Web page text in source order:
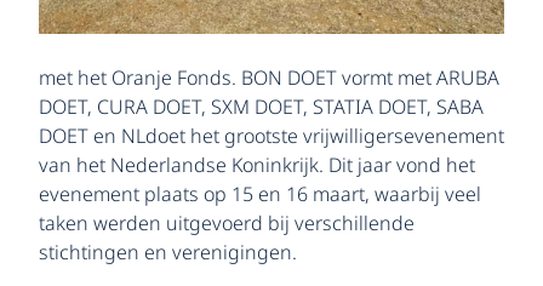
met het Oranje Fonds. BON DOET vormt met ARUBA
DOET, CURA DOET, SXM DOET, STATIA DOET, SABA
DOET en NLdoet het grootste vrijwilligersevenement
van het Nederlandse Koninkrijk. Dit jaar vond het
evenement plaats op 15 en 16 maart, waarbij veel
taken werden uitgevoerd bij verschillende
stichtingen en verenigingen.